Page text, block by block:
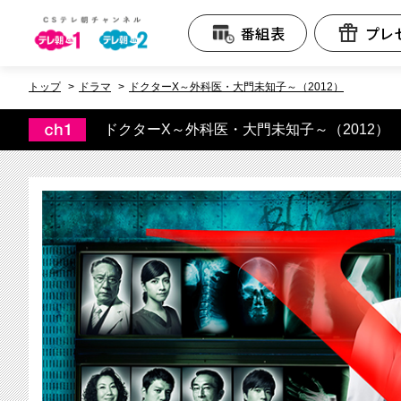
テレビ朝日CS
番組表 プレ
トップ ドラマ ドクターX～外科医・大門未知子～（2012）
ドクターX～外科医・大門未知子～（2012）